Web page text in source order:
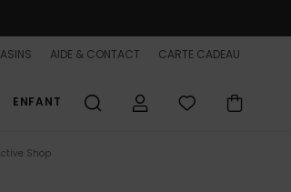
AIDE & CONTACT CARTE CADEAU
ENFANT
Shop